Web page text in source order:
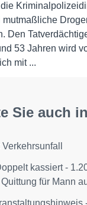
mutmaßliche
Den
53 Jahren wird
mit ...
Sie auch
kassiert -
für Mann